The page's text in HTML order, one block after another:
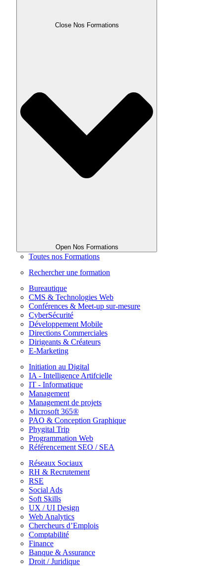
Close Nos Formations
Open Nos Formations
Toutes nos Formations
Rechercher une formation
Bureautique
CMS & Technologies Web
Conférences & Meet-up sur-mesure
CyberSécurité
Développement Mobile
Directions Commerciales
Dirigeants & Créateurs
E-Marketing
Initiation au Digital
IA - Intelligence Artifcielle
IT - Informatique
Management
Management de projets
Microsoft 365®
PAO & Conception Graphique
Phygital Trip
Programmation Web
Référencement SEO / SEA
Réseaux Sociaux
RH & Recrutement
RSE
Social Ads
Soft Skills
UX / UI Design
Web Analytics
Chercheurs d’Emplois
Comptabilité
Finance
Banque & Assurance
Droit / Juridique